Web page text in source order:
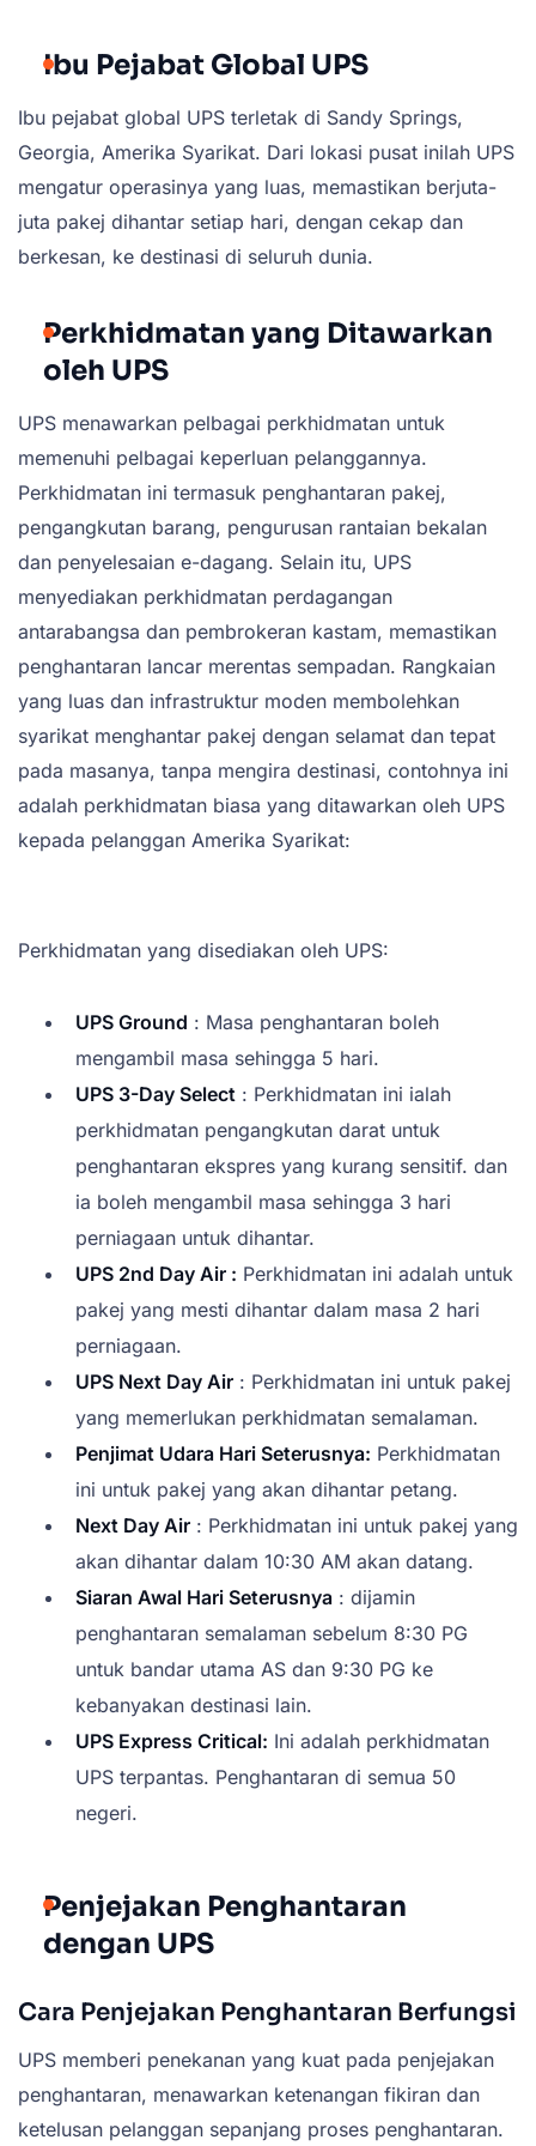
Ibu Pejabat Global UPS
Ibu pejabat global UPS terletak di Sandy Springs,
Georgia, Amerika Syarikat. Dari lokasi pusat inilah UPS
mengatur operasinya yang luas, memastikan berjuta-
juta pakej dihantar setiap hari, dengan cekap dan
berkesan, ke destinasi di seluruh dunia.
Perkhidmatan yang Ditawarkan
oleh UPS
UPS menawarkan pelbagai perkhidmatan untuk
memenuhi pelbagai keperluan pelanggannya.
Perkhidmatan ini termasuk penghantaran pakej,
pengangkutan barang, pengurusan rantaian bekalan
dan penyelesaian e-dagang. Selain itu, UPS
menyediakan perkhidmatan perdagangan
antarabangsa dan pembrokeran kastam, memastikan
penghantaran lancar merentas sempadan. Rangkaian
yang luas dan infrastruktur moden membolehkan
syarikat menghantar pakej dengan selamat dan tepat
pada masanya, tanpa mengira destinasi, contohnya ini
adalah perkhidmatan biasa yang ditawarkan oleh UPS
kepada pelanggan Amerika Syarikat:
Perkhidmatan yang disediakan oleh UPS:
UPS Ground : Masa penghantaran boleh
mengambil masa sehingga 5 hari.
UPS 3-Day Select : Perkhidmatan ini ialah
perkhidmatan pengangkutan darat untuk
penghantaran ekspres yang kurang sensitif. dan
ia boleh mengambil masa sehingga 3 hari
perniagaan untuk dihantar.
UPS 2nd Day Air : Perkhidmatan ini adalah untuk
pakej yang mesti dihantar dalam masa 2 hari
perniagaan.
UPS Next Day Air : Perkhidmatan ini untuk pakej
yang memerlukan perkhidmatan semalaman.
Penjimat Udara Hari Seterusnya: Perkhidmatan
ini untuk pakej yang akan dihantar petang.
Next Day Air : Perkhidmatan ini untuk pakej yang
akan dihantar dalam 10:30 AM akan datang.
Siaran Awal Hari Seterusnya : dijamin
penghantaran semalaman sebelum 8:30 PG
untuk bandar utama AS dan 9:30 PG ke
kebanyakan destinasi lain.
UPS Express Critical: Ini adalah perkhidmatan
UPS terpantas. Penghantaran di semua 50
negeri.
Penjejakan Penghantaran
dengan UPS
Cara Penjejakan Penghantaran Berfungsi
UPS memberi penekanan yang kuat pada penjejakan
penghantaran, menawarkan ketenangan fikiran dan
ketelusan pelanggan sepanjang proses penghantaran.